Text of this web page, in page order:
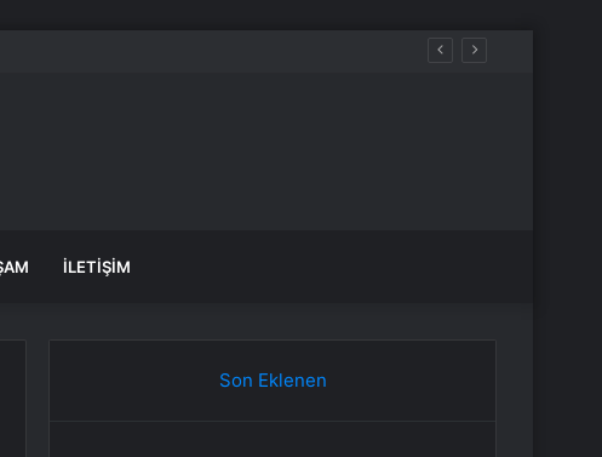
hayat kurdu
İLETIŞIM
Son Eklenen